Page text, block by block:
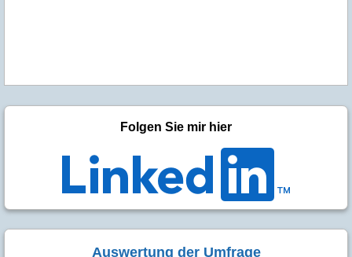
Folgen Sie mir hier
Auswertung der Umfrage